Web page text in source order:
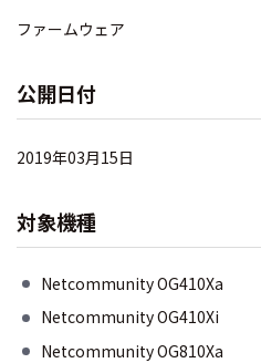
ファームウェア
公開日付
2019年03月15日
対象機種
Netcommunity OG410Xa
Netcommunity OG410Xi
Netcommunity OG810Xa